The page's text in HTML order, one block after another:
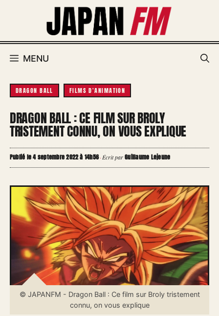
MENU
DRAGON BALL FILMS D'ANIMATION
DRAGON BALL : CE FILM SUR BROLY
TRISTEMENT CONNU, ON VOUS EXPLIQUE
Publié le 4 septembre 2022 à 14h56·Écrit parGuillaume Lejeune
© JAPANFM - Dragon Ball : Ce film sur Broly tristement
connu, on vous explique